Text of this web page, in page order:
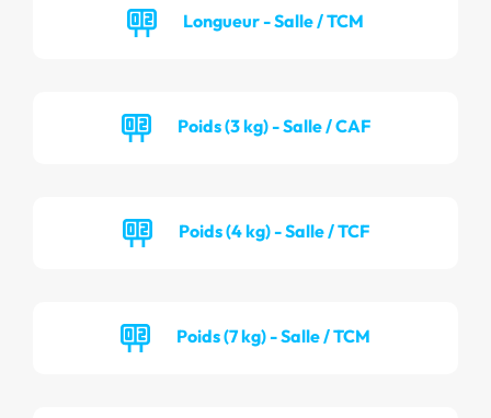
Longueur - Salle / TCM
Poids (3 kg) - Salle / CAF
Poids (4 kg) - Salle / TCF
Poids (7 kg) - Salle / TCM